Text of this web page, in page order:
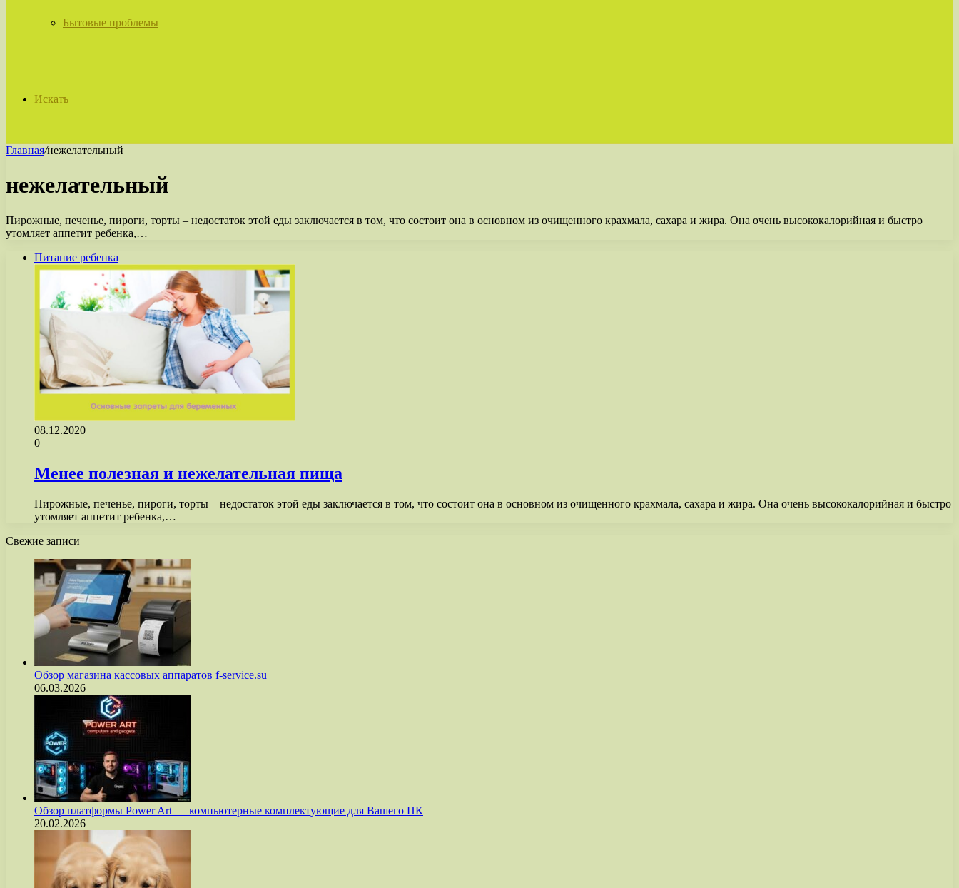
Бытовые проблемы
Искать
Главная/нежелательный
нежелательный
Пирожные, печенье, пироги, торты – недостаток этой еды заключается в том, что состоит она в основном из очищенного крахмала, сахара и жира. Она очень высококалорийная и быстро
утомляет аппетит ребенка,…
Питание ребенка
08.12.2020
0
Менее полезная и нежелательная пища
Пирожные, печенье, пироги, торты – недостаток этой еды заключается в том, что состоит она в основном из очищенного крахмала, сахара и жира. Она очень высококалорийная и быстро
утомляет аппетит ребенка,…
Свежие записи
Обзор магазина кассовых аппаратов f-service.su
06.03.2026
Обзор платформы Power Art — компьютерные комплектующие для Вашего ПК
20.02.2026